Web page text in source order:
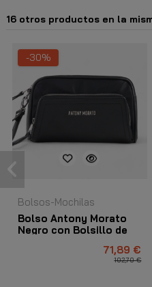
16 otros productos en la
-30%
Bolsos-Mochilas
Bolso Antony Morato
Negro con Bolsillo de
71,89 €
102,70 €